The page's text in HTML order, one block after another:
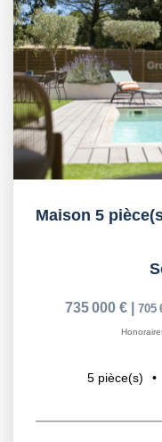
735 000 € 705
5 pièce(s)